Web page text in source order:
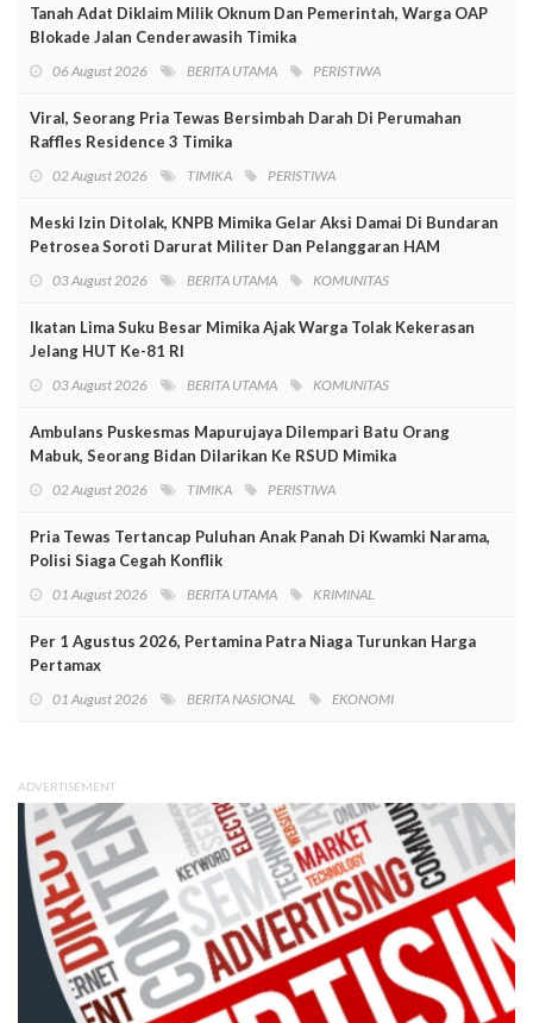
Tanah Adat Diklaim Milik Oknum Dan Pemerintah, Warga OAP
Blokade Jalan Cenderawasih Timika
06 August 2026 BERITA UTAMA PERISTIWA
Viral, Seorang Pria Tewas Bersimbah Darah Di Perumahan
Raffles Residence 3 Timika
02 August 2026 TIMIKA PERISTIWA
Meski Izin Ditolak, KNPB Mimika Gelar Aksi Damai Di Bundaran
Petrosea Soroti Darurat Militer Dan Pelanggaran HAM
03 August 2026 BERITA UTAMA KOMUNITAS
Ikatan Lima Suku Besar Mimika Ajak Warga Tolak Kekerasan
Jelang HUT Ke-81 RI
03 August 2026 BERITA UTAMA KOMUNITAS
Ambulans Puskesmas Mapurujaya Dilempari Batu Orang
Mabuk, Seorang Bidan Dilarikan Ke RSUD Mimika
02 August 2026 TIMIKA PERISTIWA
Pria Tewas Tertancap Puluhan Anak Panah Di Kwamki Narama,
Polisi Siaga Cegah Konflik
01 August 2026 BERITA UTAMA KRIMINAL
Per 1 Agustus 2026, Pertamina Patra Niaga Turunkan Harga
Pertamax
01 August 2026 BERITA NASIONAL EKONOMI
ADVERTISEMENT